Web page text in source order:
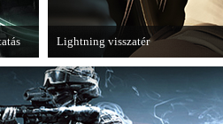
Lightning visszatér
Megjött a Lightning Returns: